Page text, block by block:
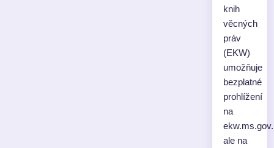
knih
věcných
práv
(EKW)
umožňuje
bezplatné
prohlížení
na
ale na